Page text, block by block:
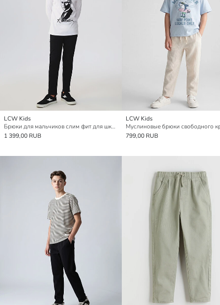
LCW Kids
Брюки для мальчиков слим фит для школы
1 399,00 RUB
LCW Kids
799,00 RUB